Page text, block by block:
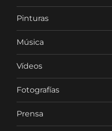
Pinturas
Música
Vídeos
Fotografías
Prensa